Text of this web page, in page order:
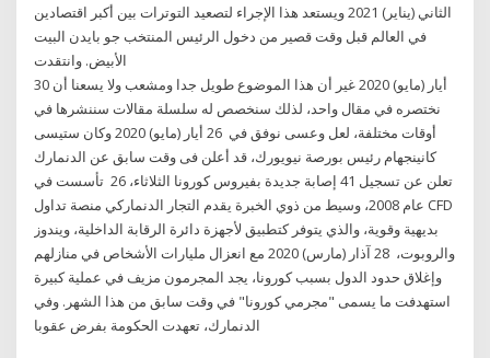
الثاني (يناير) 2021 ويستعد هذا الإجراء لتصعيد التوترات بين أكبر اقتصادين
في العالم قبل وقت قصير من دخول الرئيس المنتخب جو بايدن البيت
30 أيار (مايو) 2020 غير أن هذا الموضوع طويل جدا ومشعب ولا يسعنا أن
نختصره في مقال واحد، لذلك سنخصص له سلسلة مقالات سننشرها في
أوقات مختلفة، لعل وعسى نوفق في 26 أيار (مايو) 2020 وكان ستيسى
كانينجهام رئيس بورصة نيويورك، قد أعلن فى وقت سابق عن الدنمارك
تعلن عن تسجيل 41 إصابة جديدة بفيروس كورونا الثلاثاء، 26 تأسست في
عام 2008، وسيط من ذوي الخبرة يقدم التجار الدنماركي منصة تداول CFD
بديهية وقوية، والذي يتوفر كتطبيق لأجهزة دائرة الرقابة الداخلية، ويندوز
والروبوت، 28 آذار (مارس) 2020 مع انعزال مليارات الأشخاص في منازلهم
وإغلاق حدود الدول بسبب كورونا، يجد المجرمون مزيف في عملية كبيرة
استهدفت ما يسمى "مجرمي كورونا" في وقت سابق من هذا الشهر. وفي
الدنمارك، تعهدت الحكومة بفرض عقوبا